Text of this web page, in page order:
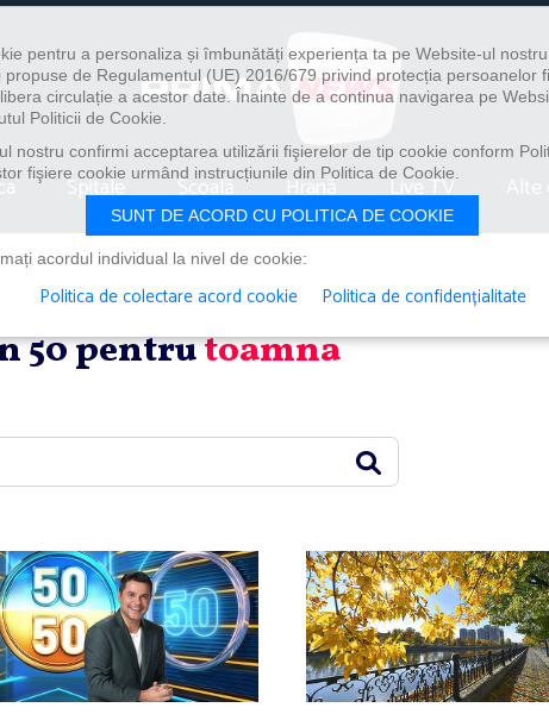
Spitale Școală Hrană Live TV
50 pentrutoamna
pentru a personaliza și îmbunătăți experiența ta pe Website-ul
de Regulamentul (UE) 2016/679 privind protecția persoanelor
circulație a acestor date. Înainte de a continua navigarea pe
Politicii de Cookie.
nostru confirmi acceptarea utilizării fişierelor de tip cookie conform
fişiere cookie urmând instrucțiunile din Politica de Cookie.
SUNT DE ACORD CU POLITICA DE COOKIE
acordul individual la nivel de cookie:
Politica de colectare acord cookie Politica de confidențialitate